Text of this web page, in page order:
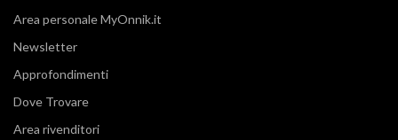
Area personale MyOnnik.it
Newsletter
Approfondimenti
Dove Trovare
Area rivenditori